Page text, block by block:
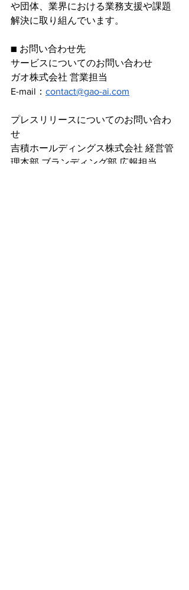
や団体、業界における業務支援や課題
解決に取り組んでいます。
■ お問い合わせ先
サービスについてのお問い合わせ
ガオ株式会社 営業担当
E-mail： contact@gao-ai.com
プレスリリースについてのお問い合わ
せ
吉積ホールディングス株式会社 経営管
理本部 ブランディング部 広報担当